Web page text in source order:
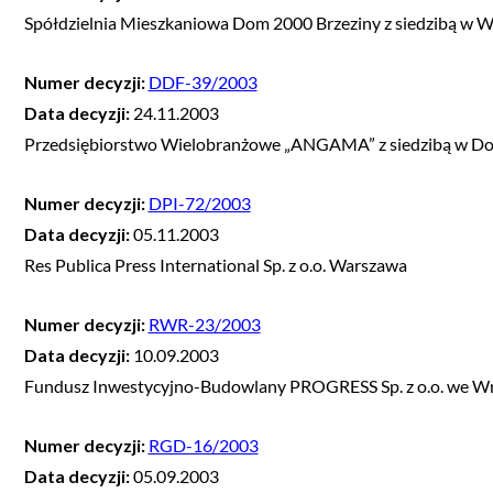
Spółdzielnia Mieszkaniowa Dom 2000 Brzeziny z siedzibą w
Numer decyzji: DDF-39/2003
Data decyzji: 24.11.2003
Przedsiębiorstwo Wielobranżowe „ANGAMA” z siedzibą w
Numer decyzji: DPI-72/2003
Data decyzji:05.11.2003
Res Publica Press International Sp. z o.o. Warszawa
Numer decyzji: RWR-23/2003
Data decyzji: 10.09.2003
Fundusz Inwestycyjno-Budowlany PROGRESS Sp. z o.o. we
Numer decyzji: RGD-16/2003
Data decyzji:05.09.2003